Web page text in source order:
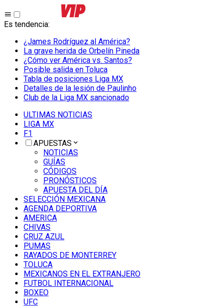
Es tendencia:
¿James Rodríguez al América?
La grave herida de Orbelín Pineda
¿Cómo ver América vs. Santos?
Posible salida en Toluca
Tabla de posiciones Liga MX
Detalles de la lesión de Paulinho
Club de la Liga MX sancionado
ULTIMAS NOTICIAS
LIGA MX
F1
APUESTAS
NOTICIAS
GUÍAS
CÓDIGOS
PRONÓSTICOS
APUESTA DEL DÍA
SELECCIÓN MEXICANA
AGENDA DEPORTIVA
AMERICA
CHIVAS
CRUZ AZUL
PUMAS
RAYADOS DE MONTERREY
TOLUCA
MEXICANOS EN EL EXTRANJERO
FUTBOL INTERNACIONAL
BOXEO
UFC